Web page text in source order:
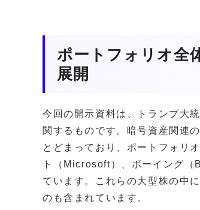
ポートフォリオ全
展開
今回の開示資料は、トランプ大
関するものです。暗号資産関連
とどまっており、ポートフォリ
ト（Microsoft）、ボーイング
ています。これらの大型株の中
のも含まれています。